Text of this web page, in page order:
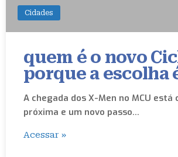
Cidades
quem é o novo
porque a escolha
A chegada dos X-Men no MCU está
próxima e um novo passo…
Acessar »